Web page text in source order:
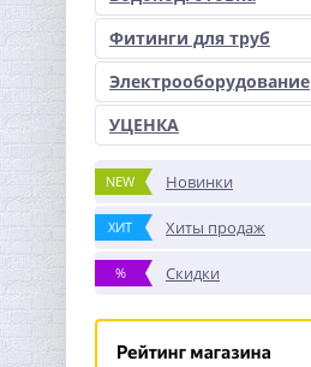
Фитинги для труб
Электрооборудование
УЦЕНКА
NEW Новинки
ХИТ Хиты продаж
% Скидки